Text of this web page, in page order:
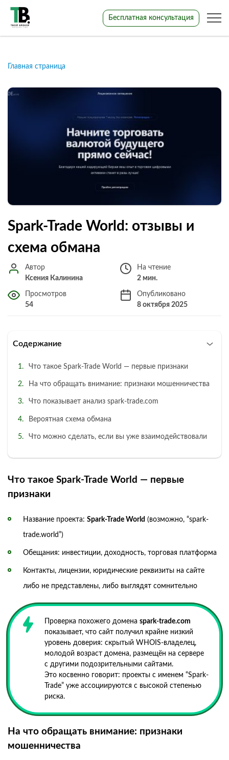
Бесплатная консультация
Главная страница
Spark-Trade World: отзывы и
схема обмана
Автор
Ксения Калинина
На чтение
2 мин.
Просмотров
54
Опубликовано
8 октября 2025
Содержание
Что такое Spark-Trade World — первые признаки
На что обращать внимание: признаки мошенничества
Что показывает анализ spark-trade.com
Вероятная схема обмана
Что можно сделать, если вы уже взаимодействовали
Что такое Spark-Trade World — первые
признаки
Название проекта: Spark-Trade World (возможно, “spark-
trade.world”)
Обещания: инвестиции, доходность, торговая платформа
Контакты, лицензии, юридические реквизиты на сайте
либо не представлены, либо выглядят сомнительно
Проверка похожего домена spark-trade.com
показывает, что сайт получил крайне низкий
уровень доверия: скрытый WHOIS-владелец,
молодой возраст домена, размещён на сервере
с другими подозрительными сайтами.
Это косвенно говорит: проекты с именем “Spark-
Trade” уже ассоциируются с высокой степенью
риска.
На что обращать внимание: признаки
мошенничества